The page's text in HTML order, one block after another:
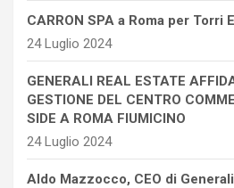
CARRON SPA a Roma per Torri
24 Luglio 2024
GENERALI REAL ESTATE
GESTIONE DEL CENTRO
SIDE A ROMA FIUMICINO
24 Luglio 2024
Aldo Mazzocco, CEO di